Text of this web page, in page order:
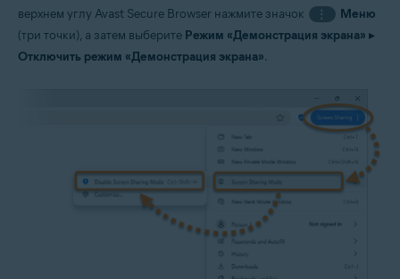
верхнем углу Avast Secure Browser нажмите значок
⋮
Меню
(три точки), а затем выберите Режим «Демонстрация экрана» ▸
Отключить режим «Демонстрация экрана».